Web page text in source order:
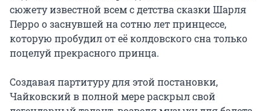
сюжету известной всем с детства сказки Шарля
Перро о заснувшей на сотню лет принцессе,
которую пробудил от её колдовского сна только
поцелуй прекрасного принца.
Создавая партитуру для этой постановки,
Чайковский в полной мере раскрыл свой